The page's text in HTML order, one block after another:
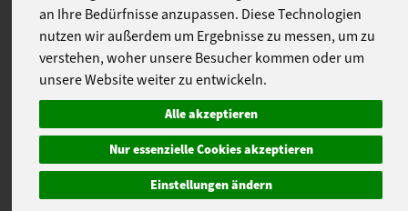
an Ihre Bedürfnisse anzupassen. Diese Technologien
nutzen wir außerdem um Ergebnisse zu messen, um zu
verstehen, woher unsere Besucher kommen oder um
unsere Website weiter zu entwickeln.
Alle akzeptieren
Nur essenzielle Cookies akzeptieren
Einstellungen ändern
Geschenke praktische Bio-Produkte für den
Alltag und besondere Geschenkideen. Von
nachhaltigen Haushalts- und Hygieneartikeln
über Saatgut und Pflegeprodukte bis hin zu
liebevoll zusammengestellten Geschenksets
und Gutscheinen finden Sie hier ausgewählte
Produkte für Ihr Zuhause und Ihre Liebsten.
Ob kleine Aufmerksamkeit, Genussgeschenk
oder nützliche Helfer für den Haushalt – bei